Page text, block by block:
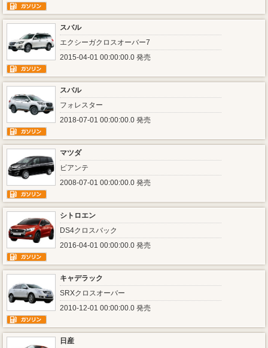
スバル
エクシーガクロスオーバー7
2015-04-01 00:00:00.0 発売
スバル
フォレスター
2018-07-01 00:00:00.0 発売
マツダ
ビアンテ
2008-07-01 00:00:00.0 発売
シトロエン
DS4クロスバック
2016-04-01 00:00:00.0 発売
キャデラック
SRXクロスオーバー
2010-12-01 00:00:00.0 発売
日産